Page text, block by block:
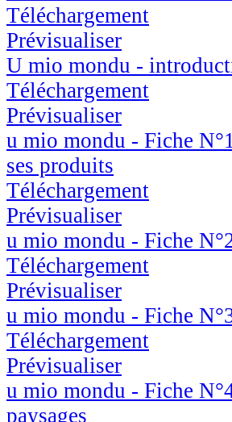
Téléchargement
Prévisualiser
U mio mondu -
Téléchargement
Prévisualiser
u mio mondu - Fiche
ses produits
Téléchargement
Prévisualiser
u mio mondu - Fiche
Téléchargement
Prévisualiser
u mio mondu - Fiche
Téléchargement
Prévisualiser
u mio mondu - Fiche
paysages